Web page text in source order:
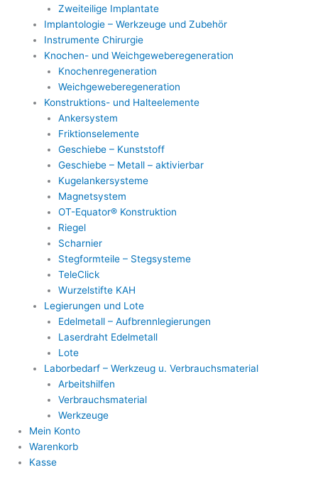
Zweiteilige Implantate
Implantologie – Werkzeuge und Zubehör
Instrumente Chirurgie
Knochen- und Weichgeweberegeneration
Knochenregeneration
Weichgeweberegeneration
Konstruktions- und Halteelemente
Ankersystem
Friktionselemente
Geschiebe – Kunststoff
Geschiebe – Metall – aktivierbar
Kugelankersysteme
Magnetsystem
OT-Equator® Konstruktion
Riegel
Scharnier
Stegformteile – Stegsysteme
TeleClick
Wurzelstifte KAH
Legierungen und Lote
Edelmetall – Aufbrennlegierungen
Laserdraht Edelmetall
Lote
Laborbedarf – Werkzeug u. Verbrauchsmaterial
Arbeitshilfen
Verbrauchsmaterial
Werkzeuge
Mein Konto
Warenkorb
Kasse